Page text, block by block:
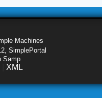
Machines
SimplePortal
Samp
XML